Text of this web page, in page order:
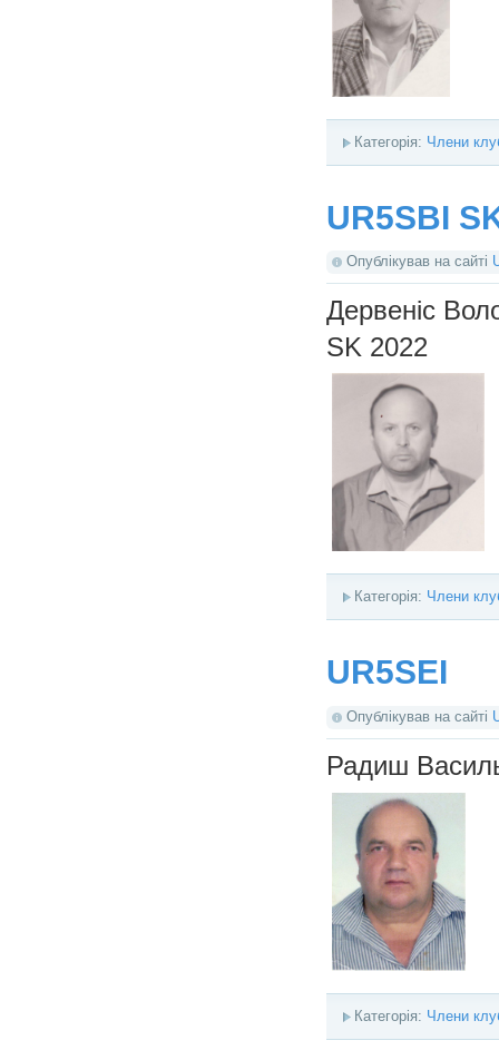
Категорія: Члени
UR5SBI
Опублікував на сайті
Дервеніс
SK 2022
Категорія: Члени
UR5SEI
Опублікував на сайті
Радиш
Категорія: Члени